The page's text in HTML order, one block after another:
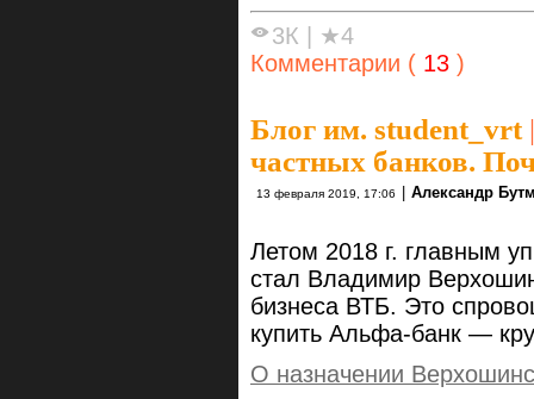
3К | ★4
Комментарии ( 13 )
Блог им. student_vrt|
частных банков.
13 февраля 2019, 17:06 | Александр
Летом 2018 г. главным
стал Владимир
бизнеса ВТБ. Это
купить Альфа-банк —
О назначении